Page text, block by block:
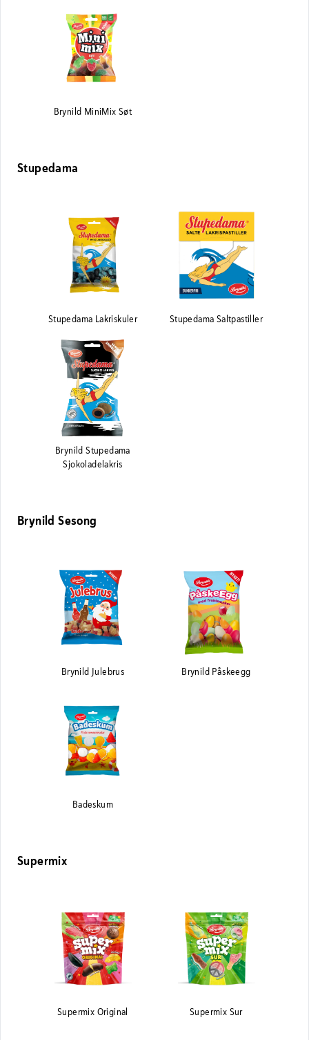
Brynild MiniMix Søt
Stupedama
Stupedama Lakriskuler Stupedama Saltpastiller
Brynild Stupedama
Sjokoladelakris
Brynild Sesong
Brynild Julebrus Brynild Påskeegg
Badeskum
Supermix
Supermix Original Supermix Sur